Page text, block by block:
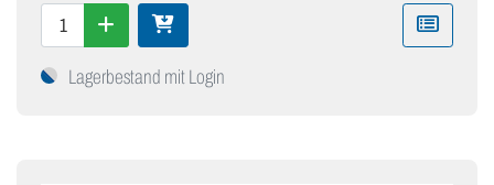
Lagerbestand mit Login